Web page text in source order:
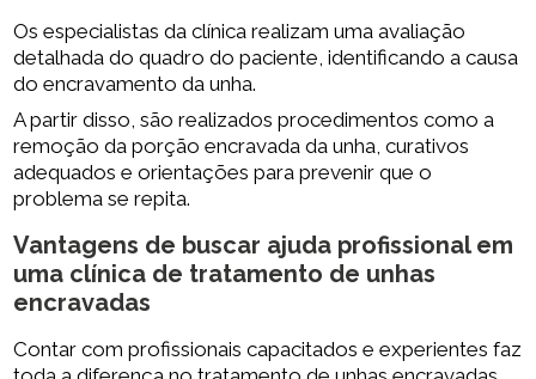
Os especialistas da clínica realizam uma avaliação
detalhada do quadro do paciente, identificando a causa
do encravamento da unha.
A partir disso, são realizados procedimentos como a
remoção da porção encravada da unha, curativos
adequados e orientações para prevenir que o
problema se repita.
Vantagens de buscar ajuda profissional em
uma clínica de tratamento de unhas
encravadas
Contar com profissionais capacitados e experientes faz